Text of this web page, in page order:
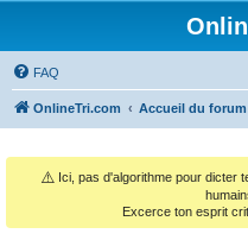
FAQ
OnlineTri.com Accueil du forum
⚠️ Ici, pas d'algorithme pour dicter
Excerce ton esprit